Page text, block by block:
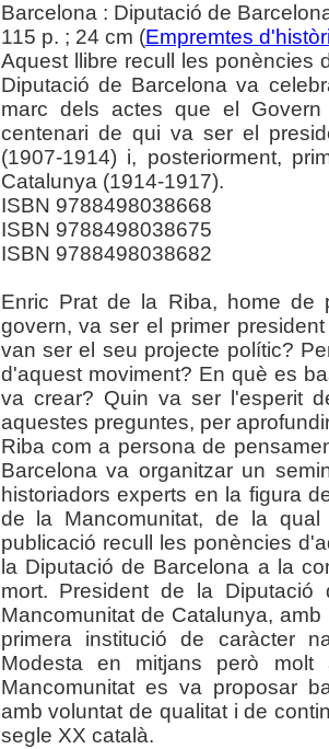
Barcelona : Diputació de
115 p. ; 24 cm (Empremtes
Aquest llibre recull les ponències
Diputació de Barcelona va
marc dels actes que el
centenari de qui va ser el
(1907-1914) i, posteriorment,
Catalunya (1914-1917).
ISBN 9788498038668
ISBN 9788498038675
ISBN 9788498038682
Enric Prat de la Riba, home de
govern, va ser el primer
van ser el seu projecte polític?
d'aquest moviment? En què es
va crear? Quin va ser l'esperit
aquestes preguntes, per
Riba com a persona de
Barcelona va organitzar un
historiadors experts en la figura
de la Mancomunitat, de la
publicació recull les ponències
la Diputació de Barcelona a la
mort. President de la
Mancomunitat de Catalunya,
primera institució de caràcter
Modesta en mitjans però
Mancomunitat es va proposar
amb voluntat de qualitat i de
segle XX català.